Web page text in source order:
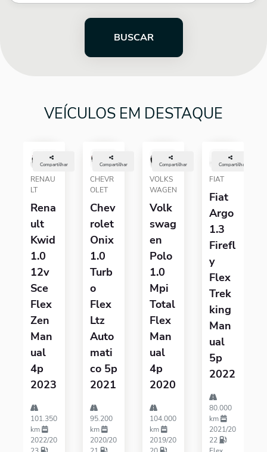
BUSCAR
VEÍCULOS EM DESTAQUE
Compartilhar
RENAU
LT
Rena
Ult
Kwid
1.0
12v
Sce
Flex
Zen
Man
Ual
4p
2023
101.350
km
2022/20
Compartilhar
CHEVR
OLET
Chev
Rolet
Onix
1.0
Turb
O
Flex
Ltz
Auto
Mati
Co 5p
2021
95.200
km
2020/20
Compartilhar
VOLKS
WAGEN
Volk
Swag
En
Polo
1.0
Mpi
Total
Flex
Man
Ual
4p
2020
104.000
km
2019/20
Compartilhar
FIAT
Fiat
Argo
1.3
Firefl
Y
Flex
Trek
King
Man
Ual
5p
2022
80.000
km
2021/20
22